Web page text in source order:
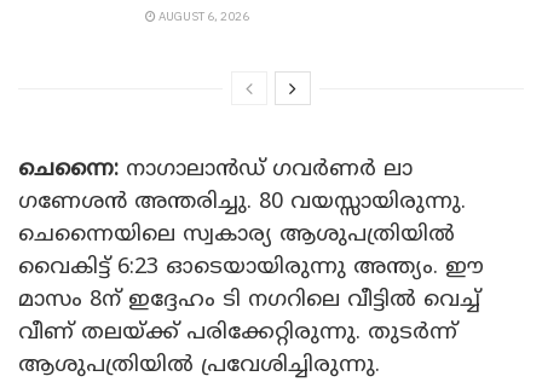
AUGUST 6, 2026
ചെന്നൈ: നാഗാലാൻഡ് ഗവർണർ ലാ
ഗണേശൻ അന്തരിച്ചു. 80 വയസ്സായിരുന്നു.
ചെന്നൈയിലെ സ്വകാര്യ ആശുപത്രിയിൽ
വൈകിട്ട് 6:23 ഓടെയായിരുന്നു അന്ത്യം. ഈ
മാസം 8ന് ഇദ്ദേഹം ടി ന​ഗറിലെ വീട്ടിൽ വെച്ച്
വീണ് തലയ്ക്ക് പരിക്കേറ്റിരുന്നു. തുടർന്ന്
ആശുപത്രിയിൽ പ്രവേശിച്ചിരുന്നു.